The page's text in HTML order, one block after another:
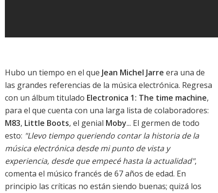
Hubo un tiempo en el que Jean Michel Jarre era una de
las grandes referencias de la música electrónica. Regresa
con un álbum titulado Electronica 1: The time machine,
para el que cuenta con una larga lista de colaboradores:
M83, Little Boots, el genial Moby... El germen de todo
esto: "Llevo tiempo queriendo contar la historia de la
música electrónica desde mi punto de vista y
experiencia, desde que empecé hasta la actualidad",
comenta el músico francés de 67 años de edad. En
principio las críticas no están siendo buenas; quizá los